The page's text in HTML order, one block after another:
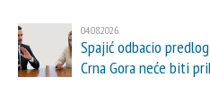
04.08.2026.
Spajić odbacio
Crna Gora neće biti